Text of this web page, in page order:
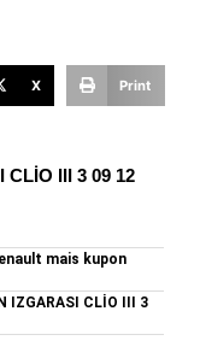
X Print
CLİO III 3 09 12
mais kupon
IZGARASI CLİO III 3